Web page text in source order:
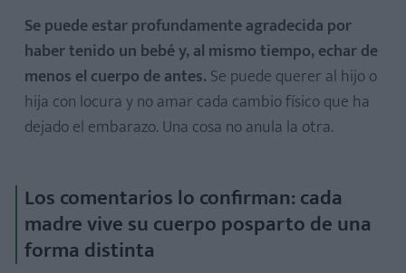
Se puede estar profundamente agradecida por
haber tenido un bebé y, al mismo tiempo, echar de
menos el cuerpo de antes. Se puede querer al hijo o
hija con locura y no amar cada cambio físico que ha
dejado el embarazo. Una cosa no anula la otra.
Los comentarios lo confirman: cada
madre vive su cuerpo posparto de una
forma distinta